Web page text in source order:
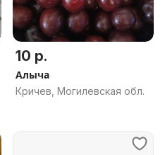
10 р.
Алыча
Кричев, Могилевская обл.